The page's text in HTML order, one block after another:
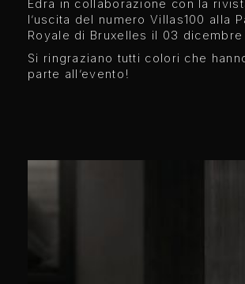
Edra in collaborazione con la
l’uscita del numero Villas100 alla
Royale di Bruxelles il 03 dicembre
Si ringraziano tutti colori che
parte all’evento!